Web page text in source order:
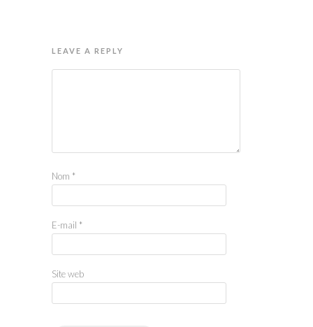
LEAVE A REPLY
Nom *
E-mail *
Site web